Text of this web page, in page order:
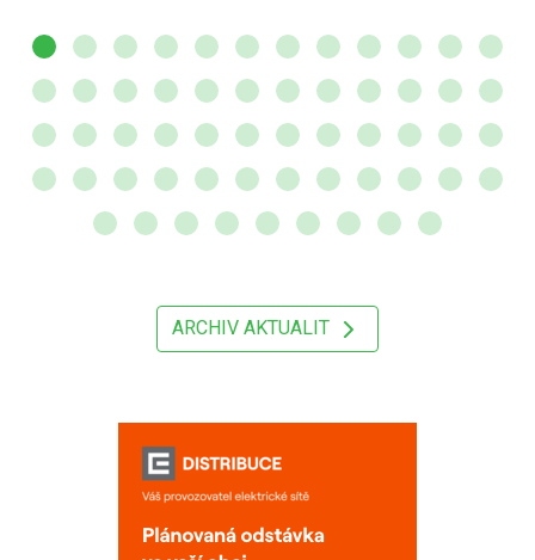
ARCHIV AKTUALIT